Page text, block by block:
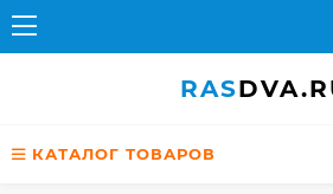
RAS
КАТАЛОГ ТОВАРОВ